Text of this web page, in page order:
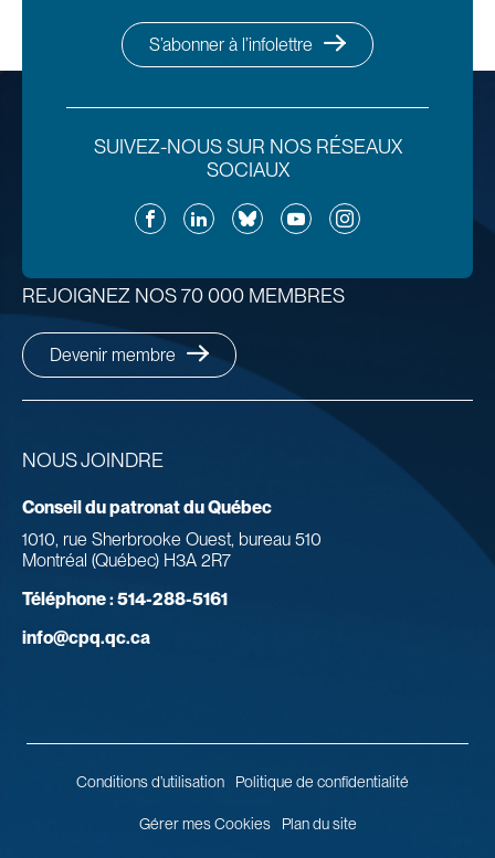
S’abonner à l’infolettre
SUIVEZ-NOUS SUR NOS RÉSEAUX
SOCIAUX
FacebookLinkedInBlueskyYouTubeInstagram
NOUS JOINDRE
Conseil du patronat du Québec
1010, rue Sherbrooke Ouest, bureau 510
Montréal (Québec) H3A 2R7
Téléphone :514-288-5161
info@cpq.qc.ca
REJOIGNEZ NOS 70 000 MEMBRES
Devenir membre
Conditions d’utilisation Politique de confidentialité
Gérer mes Cookies Plan du site